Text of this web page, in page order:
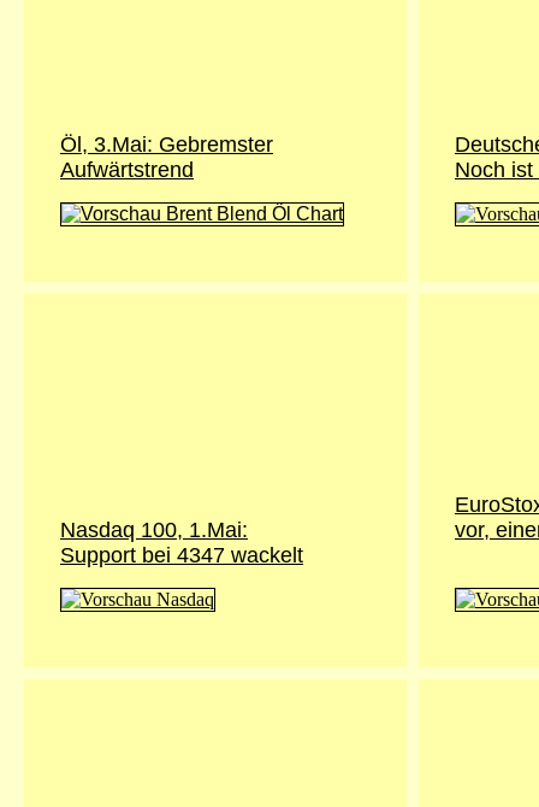
Öl, 3.Mai: Gebremster
Aufwärtstrend
Noch
Nasdaq 100, 1.Mai:
Support bei 4347 wackelt
vor,